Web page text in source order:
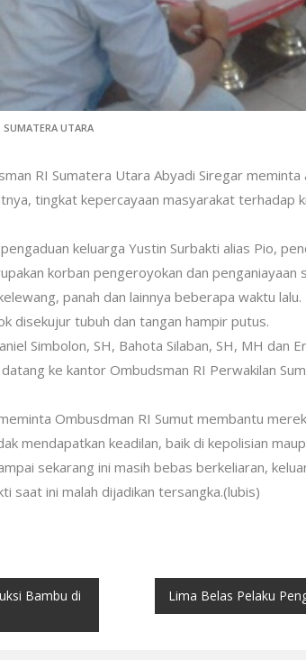
SUMATERA UTARA
RI Sumatera Utara Abyadi Siregar
tingkat kepercayaan masyarakat terhadap
keluarga Yustin Surbakti alias Pio,
korban pengeroyokan dan penganiayaan
panah dan lainnya beberapa waktu lalu.
disekujur tubuh dan tangan hampir putus.
Simbolon, SH, Bahota Silaban, SH, MH dan
ke kantor Ombudsman RI Perwakilan
Ombusdman RI Sumut membantu
mendapatkan keadilan, baik di kepolisian
sekarang ini masih bebas berkeliaran,
saat ini malah dijadikan tersangka.(lubis)
Bambu di
Lima Belas Pelaku